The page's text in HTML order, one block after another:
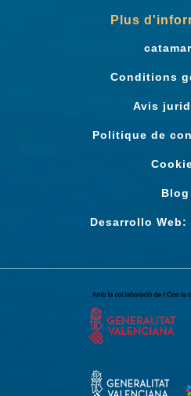
Plus
Conditions
Avis
Politique de
Blog
Desarrollo Web: